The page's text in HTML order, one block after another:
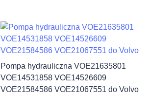
Pompa hydrauliczna VOE21635801
VOE14531858 VOE14526609
VOE21584586 VOE21067551 do Volvo